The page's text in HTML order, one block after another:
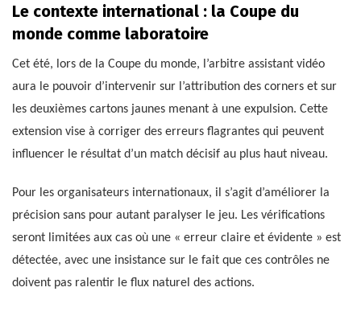
Le contexte international : la Coupe du
monde comme laboratoire
Cet été, lors de la Coupe du monde, l’arbitre assistant vidéo
aura le pouvoir d’intervenir sur l’attribution des corners et sur
les deuxièmes cartons jaunes menant à une expulsion. Cette
extension vise à corriger des erreurs flagrantes qui peuvent
influencer le résultat d’un match décisif au plus haut niveau.
Pour les organisateurs internationaux, il s’agit d’améliorer la
précision sans pour autant paralyser le jeu. Les vérifications
seront limitées aux cas où une « erreur claire et évidente » est
détectée, avec une insistance sur le fait que ces contrôles ne
doivent pas ralentir le flux naturel des actions.